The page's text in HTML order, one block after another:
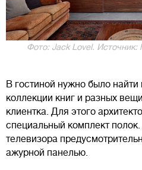
Фото: Jack Lovel.
В гостиной нужно было
коллекции книг и разных
клиентка. Для этого
специальный комплект
телевизора
ажурной панелью.